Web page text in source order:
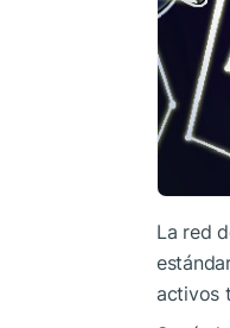
La red
activos